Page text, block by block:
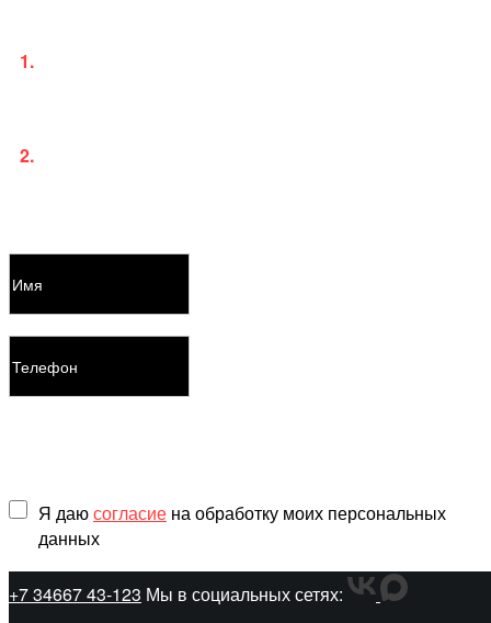
1.
2.
Я даюсогласие на обработку моих персональных
данных
+7 34667 43-123 Мы в социальных сетях: